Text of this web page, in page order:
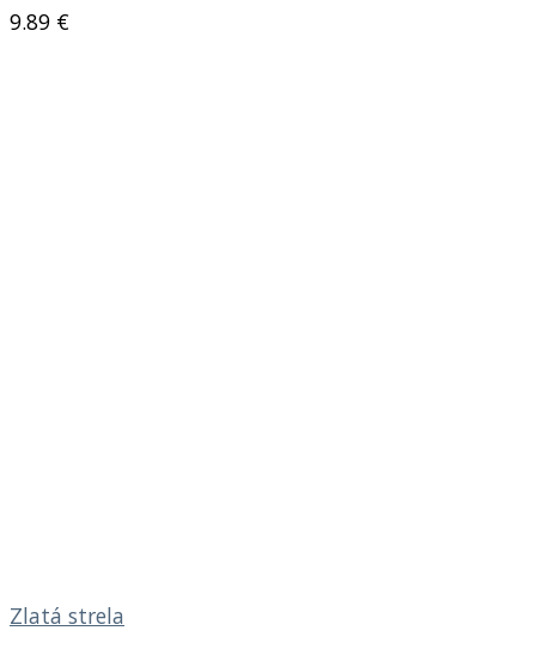
9.89 €
Zlatá strela